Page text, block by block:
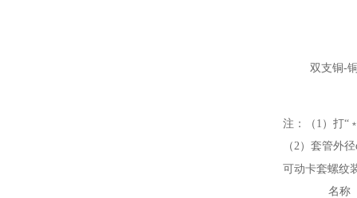
双支铜-
注：（1）打
（2）套管外
可动卡套螺纹
名称